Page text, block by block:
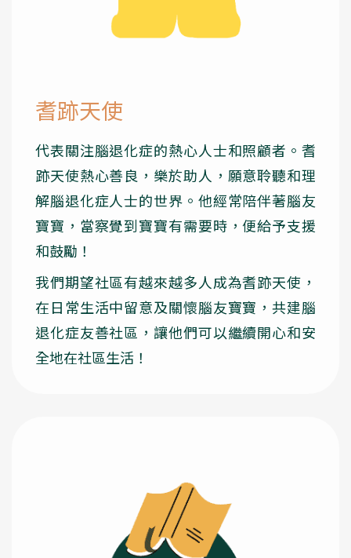
耆跡天使
代表關注腦退化症的熱心人士和照顧者。耆
跡天使熱心善良，樂於助人，願意聆聽和理
解腦退化症人士的世界。他經常陪伴著腦友
寶寶，當察覺到寶寶有需要時，便給予支援
和鼓勵！
我們期望社區有越來越多人成為耆跡天使，
在日常生活中留意及關懷腦友寶寶，共建腦
退化症友善社區，讓他們可以繼續開心和安
全地在社區生活！